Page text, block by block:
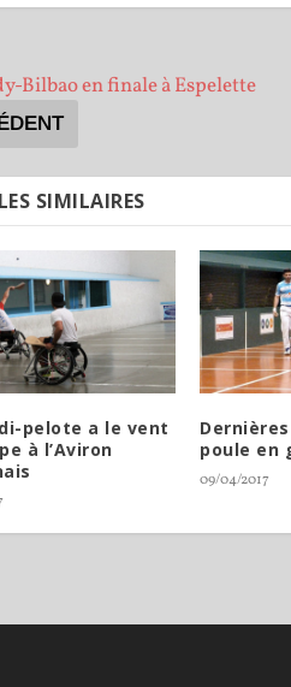
Bilbao en finale à Espelette
SIMILAIRES
pelote a le vent
à l’Aviron
poule en
09/04/2017